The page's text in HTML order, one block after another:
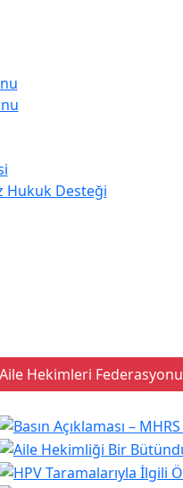
Hukuk Desteği
Aile Hekimleri Federasyonu